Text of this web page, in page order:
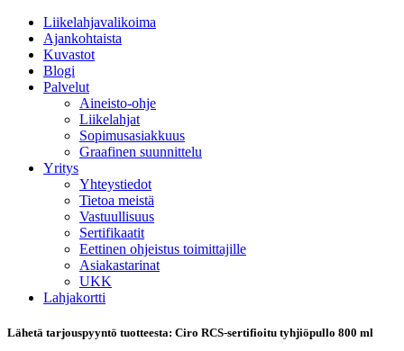
Liikelahjavalikoima
Ajankohtaista
Kuvastot
Blogi
Palvelut
Aineisto-ohje
Liikelahjat
Sopimusasiakkuus
Graafinen suunnittelu
Yritys
Yhteystiedot
Tietoa meistä
Vastuullisuus
Sertifikaatit
Eettinen ohjeistus toimittajille
Asiakastarinat
UKK
Lahjakortti
Lähetä tarjouspyyntö tuotteesta: Ciro RCS-sertifioitu tyhjiöpullo 800 ml